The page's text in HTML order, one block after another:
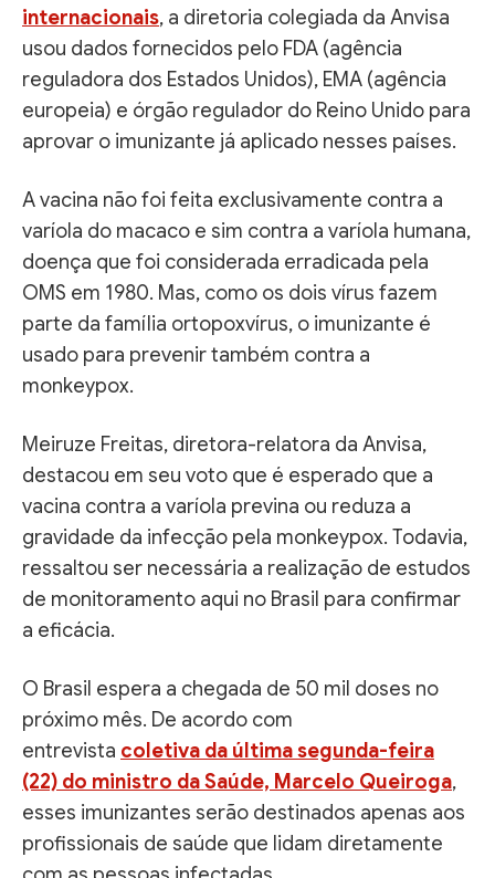
internacionais, a diretoria colegiada da Anvisa
usou dados fornecidos pelo FDA (agência
reguladora dos Estados Unidos), EMA (agência
europeia) e órgão regulador do Reino Unido para
aprovar o imunizante já aplicado nesses países.
A vacina não foi feita exclusivamente contra a
varíola do macaco e sim contra a varíola humana,
doença que foi considerada erradicada pela
OMS em 1980. Mas, como os dois vírus fazem
parte da família ortopoxvírus, o imunizante é
usado para prevenir também contra a
monkeypox.
Meiruze Freitas, diretora-relatora da Anvisa,
destacou em seu voto que é esperado que a
vacina contra a varíola previna ou reduza a
gravidade da infecção pela monkeypox. Todavia,
ressaltou ser necessária a realização de estudos
de monitoramento aqui no Brasil para confirmar
a eficácia.
O Brasil espera a chegada de 50 mil doses no
próximo mês. De acordo com
entrevista coletiva da última segunda-feira
(22) do ministro da Saúde, Marcelo Queiroga,
esses imunizantes serão destinados apenas aos
profissionais de saúde que lidam diretamente